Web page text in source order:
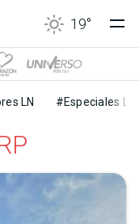
19°
LN #Especiales LN